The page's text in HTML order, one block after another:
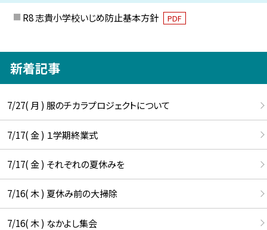
R8 志貴小学校いじめ防止基本方針 PDF
新着記事
7/27( 月 ) 服のチカラプロジェクトについて
7/17( 金 ) １学期終業式
7/17( 金 ) それぞれの夏休みを
7/16( 木 ) 夏休み前の大掃除
7/16( 木 ) なかよし集会